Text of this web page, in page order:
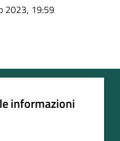
2023, 19:59
informazioni